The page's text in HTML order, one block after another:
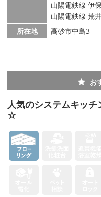
山陽電鉄線 伊
山陽電鉄線 荒
所在地
高砂市中島3
お
人気のシステムキッ
☆